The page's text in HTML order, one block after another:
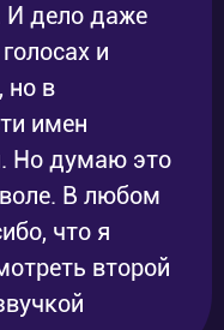
И дело даже
и
но в
имен
Но думаю это
В любом
что я
второй